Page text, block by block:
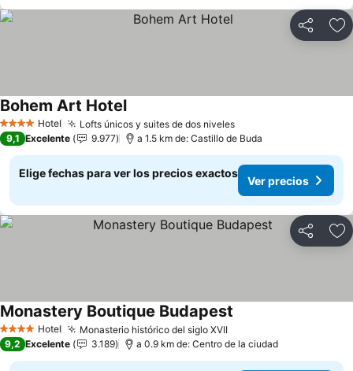
Compartir
4 EstrellasHotel Lofts únicos y suites de dos niveles
Bohem Art Hotel
9,1 Excelente 9.977 a 1.5 km de: Castillo de Buda
Elige fechas para ver los precios exactos
Ver precios
Compartir
4 EstrellasHotel Monasterio histórico del siglo XVII
Monastery Boutique Budapest
9,2 Excelente 3.189 a 0.9 km de: Centro de la ciudad